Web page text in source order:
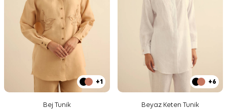
+1
Bej Tunik
+6
Beyaz Keten Tunik